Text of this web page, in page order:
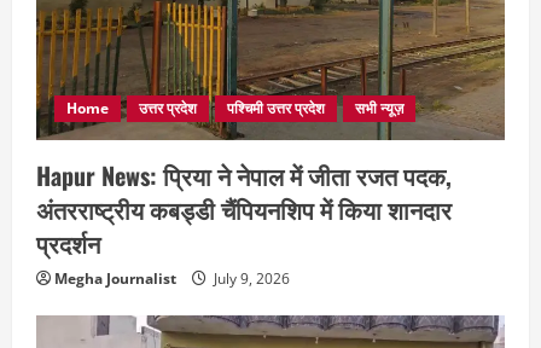
Home उत्तर प्रदेश पश्चिमी उत्तर प्रदेश सभी न्यूज़
Hapur News: प्रिया ने नेपाल में जीता रजत पदक,
अंतरराष्ट्रीय कबड्डी चैंपियनशिप में किया शानदार
प्रदर्शन
Megha Journalist July 9, 2026